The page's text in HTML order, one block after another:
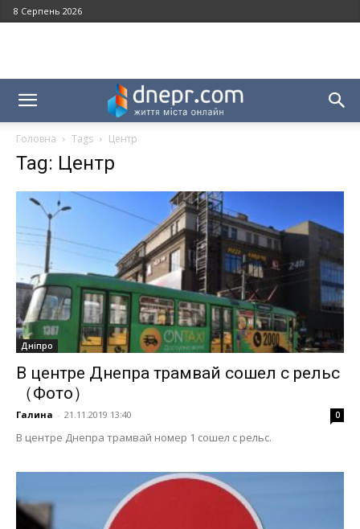
8 Серпень 2026
Головна Tags Центр
Tag: Центр
Дніпро
В центре Днепра трамвай сошел с рельс
（Фото）
Галина - 21.11.2019 13:40 0
В центре Днепра трамвай номер 1 сошел с рельс.